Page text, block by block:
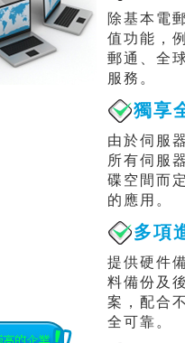
除基本電
值功能，
郵通、全
服務。
獨享
由於伺服
所有伺服
碟空間而
的應用。
多項
提供硬件
料備份及
案，配合
全可靠。